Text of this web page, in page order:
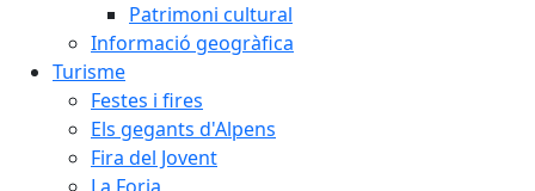
Patrimoni cultural
Informació geogràfica
Turisme
Festes i fires
Els gegants d'Alpens
Fira del Jovent